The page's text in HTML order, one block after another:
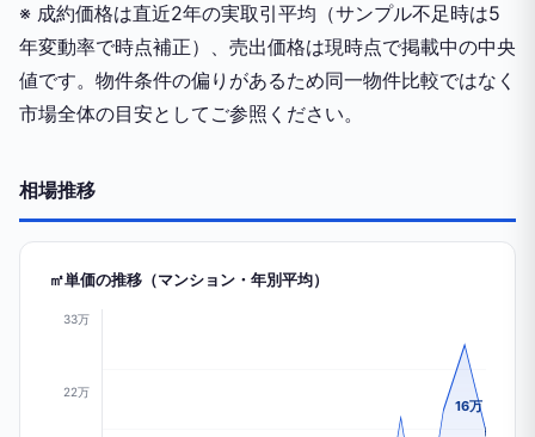
※ 成約価格は直近2年の実取引平均（サンプル不足時は5
年変動率で時点補正）、売出価格は現時点で掲載中の中央
値です。物件条件の偏りがあるため同一物件比較ではなく
市場全体の目安としてご参照ください。
相場推移
㎡単価の推移（マンション・年別平均）
33万
22万
16万